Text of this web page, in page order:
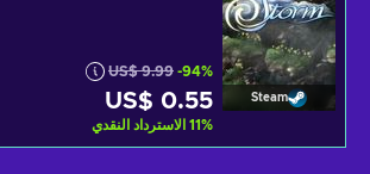
Steam
US$ 9.99 -94%
US$ 0.55
11% الاسترداد النقدي